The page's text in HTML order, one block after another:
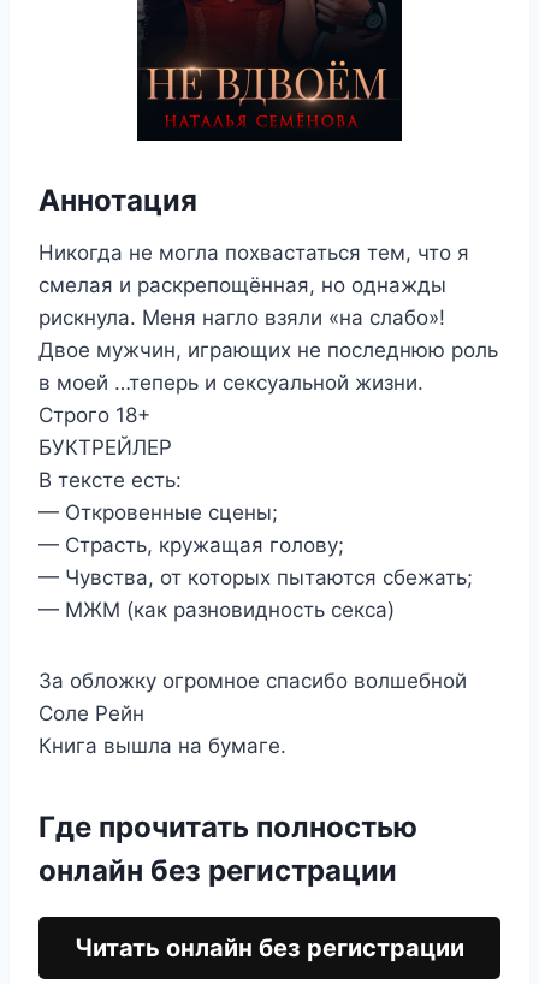
Аннотация
Никогда не могла похвастаться тем, что я
смелая и раскрепощённая, но однажды
рискнула. Меня нагло взяли «на слабо»!
Двое мужчин, играющих не последнюю роль
в моей …теперь и сексуальной жизни.
Строго 18+
БУКТРЕЙЛЕР
В тексте есть:
— Откровенные сцены;
— Страсть, кружащая голову;
— Чувства, от которых пытаются сбежать;
— МЖМ (как разновидность секса)
За обложку огромное спасибо волшебной
Соле Рейн
Книга вышла на бумаге.
Где прочитать полностью
онлайн без регистрации
Читать онлайн без регистрации